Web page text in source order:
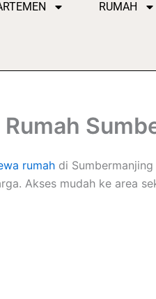
RUMAH
Rumah
rumah di
Akses mudah ke area